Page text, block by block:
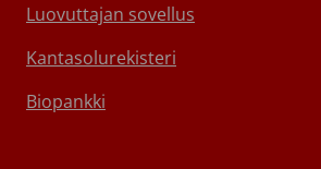
Luovuttajan sovellus
Kantasolurekisteri
Biopankki